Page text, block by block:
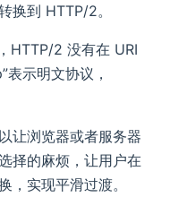
换到 HTTP/2。
HTTP/2 没有在 URI
示明文协议，
让浏览器或者服务器
择的麻烦，让用户在
，实现平滑过渡。